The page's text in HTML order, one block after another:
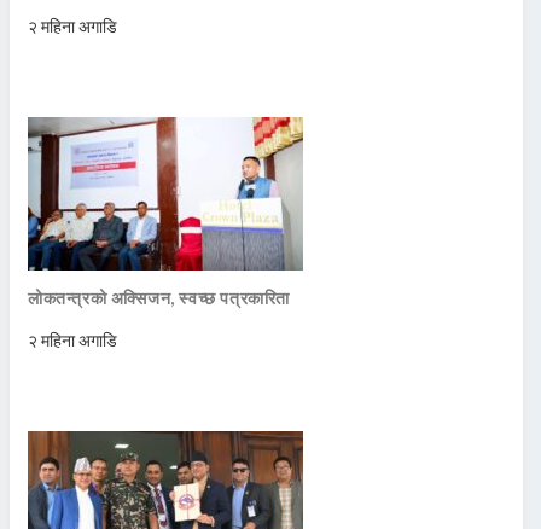
२ महिना अगाडि
लोकतन्त्रको अक्सिजन, स्वच्छ पत्रकारिता
२ महिना अगाडि